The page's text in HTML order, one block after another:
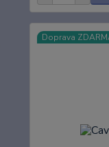
Doprava